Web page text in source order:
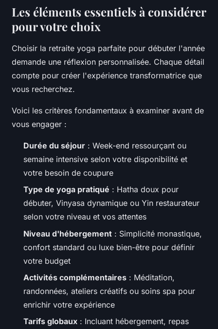
Les éléments essentiels à considérer
pour votre choix
Choisir la retraite yoga parfaite pour débuter l'année
demande une réflexion personnalisée. Chaque détail
compte pour créer l'expérience transformatrice que
vous recherchez.
Voici les critères fondamentaux à examiner avant de
vous engager :
Durée du séjour : Week-end ressourçant ou
semaine intensive selon votre disponibilité et
votre besoin de coupure
Type de yoga pratiqué : Hatha doux pour
débuter, Vinyasa dynamique ou Yin restaurateur
selon votre niveau et vos attentes
Niveau d'hébergement : Simplicité monastique,
confort standard ou luxe bien-être pour définir
votre budget
Activités complémentaires : Méditation,
randonnées, ateliers créatifs ou soins spa pour
enrichir votre expérience
Tarifs globaux : Incluant hébergement, repas